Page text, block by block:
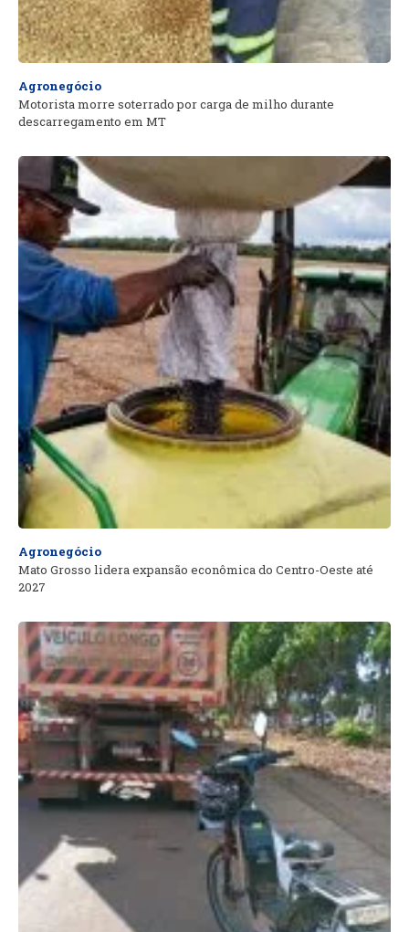
Agronegócio
Motorista morre soterrado por carga de milho durante
descarregamento em MT
Agronegócio
Mato Grosso lidera expansão econômica do Centro-Oeste até
2027